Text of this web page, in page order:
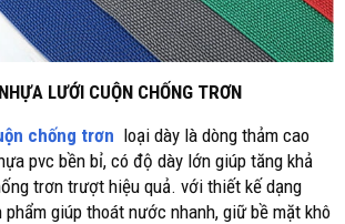
LƯỚI CUỘN CHỐNG TRƠN
chống trơn loại dày là dòng thảm cao
pvc bền bỉ, có độ dày lớn giúp tăng khả
trơn trượt hiệu quả. với thiết kế dạng
giúp thoát nước nhanh, giữ bề mặt khô